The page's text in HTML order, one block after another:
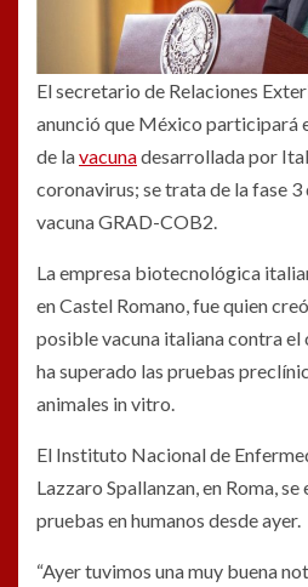
El secretario de Relaciones
anunció que México participará
de lavacunadesarrollada por
coronavirus; se trata de la fase
vacuna GRAD-COB2.
La empresa biotecnológica
en Castel Romano, fue quien
posible vacuna italiana contra el
ha superado las pruebas
animales in vitro.
El Instituto Nacional de
Lazzaro Spallanzan, en Roma,
pruebas en humanos desde ayer.
“Ayer tuvimos una muy buena